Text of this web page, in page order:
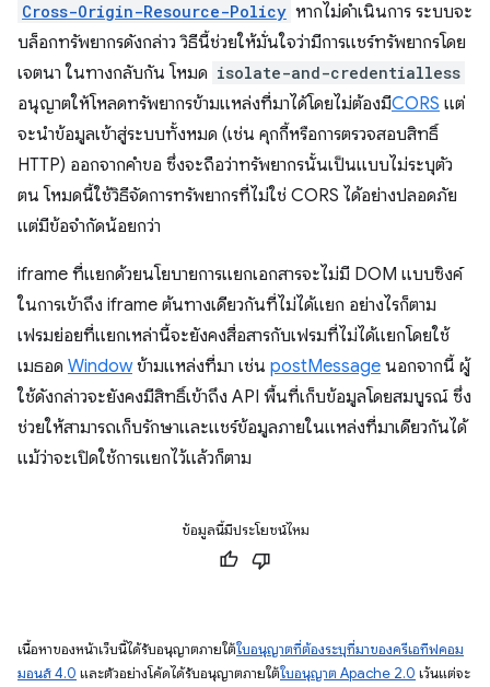
Cross-Origin-Resource-Policy หากไม่ดำเนินการ ระบบจะ
บล็อกทรัพยากรดังกล่าว วิธีนี้ช่วยให้มั่นใจว่ามีการแชร์ทรัพยากรโดย
เจตนา ในทางกลับกัน โหมด isolate-and-credentialless
อนุญาตให้โหลดทรัพยากรข้ามแหล่งที่มาได้โดยไม่ต้องมีCORS แต่
จะนำข้อมูลเข้าสู่ระบบทั้งหมด (เช่น คุกกี้หรือการตรวจสอบสิทธิ์
HTTP) ออกจากคำขอ ซึ่งจะถือว่าทรัพยากรนั้นเป็นแบบไม่ระบุตัว
ตน โหมดนี้ใช้วิธีจัดการทรัพยากรที่ไม่ใช่ CORS ได้อย่างปลอดภัย
แต่มีข้อจำกัดน้อยกว่า
iframe ที่แยกด้วยนโยบายการแยกเอกสารจะไม่มี DOM แบบซิงค์
ในการเข้าถึง iframe ต้นทางเดียวกันที่ไม่ได้แยก อย่างไรก็ตาม
เฟรมย่อยที่แยกเหล่านี้จะยังคงสื่อสารกับเฟรมที่ไม่ได้แยกโดยใช้
เมธอด Windowข้ามแหล่งที่มา เช่น postMessage นอกจากนี้ ผู้
ใช้ดังกล่าวจะยังคงมีสิทธิ์เข้าถึง API พื้นที่เก็บข้อมูลโดยสมบูรณ์ ซึ่ง
ช่วยให้สามารถเก็บรักษาและแชร์ข้อมูลภายในแหล่งที่มาเดียวกันได้
แม้ว่าจะเปิดใช้การแยกไว้แล้วก็ตาม
ข้อมูลนี้มีประโยชน์ไหม
เนื้อหาของหน้าเว็บนี้ได้รับอนุญาตภายใต้ใบอนุญาตที่ต้องระบุที่มาของครีเอทีฟคอม
มอนส์ 4.0 และตัวอย่างโค้ดได้รับอนุญาตภายใต้ใบอนุญาต Apache 2.0 เว้นแต่จะ